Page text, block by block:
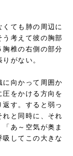
ても肺の周辺に
う考えて彼の胸部
胸椎の右側の部分
がない。
向かって周囲か
をかける方向を
す。すると弱っ
と同時に、それ
あ～空気が奥ま
してこの大きな